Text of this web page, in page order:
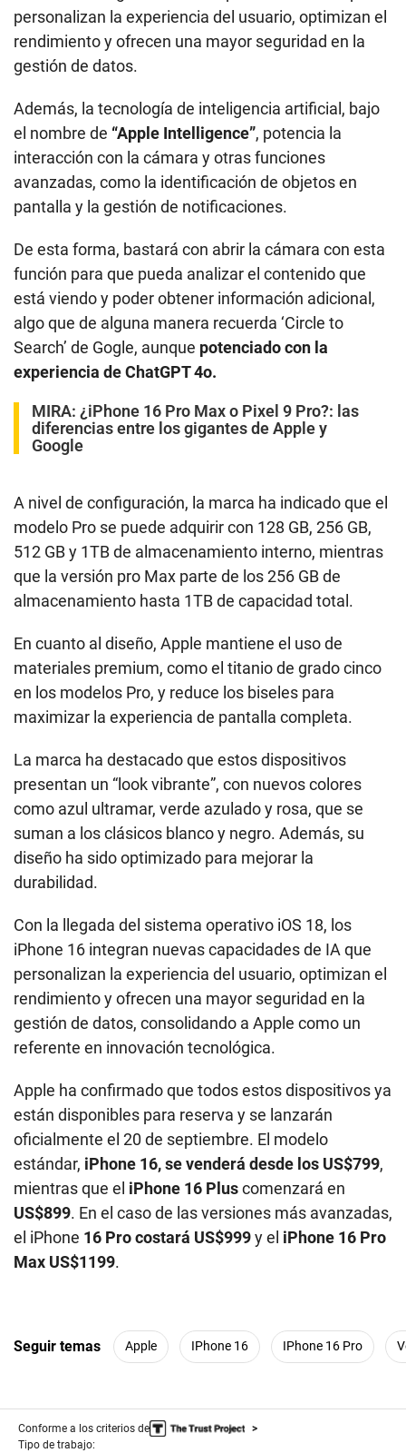
personalizan la experiencia del usuario, optimizan el
rendimiento y ofrecen una mayor seguridad en la
gestión de datos.
Además, la tecnología de inteligencia artificial, bajo
el nombre de “Apple Intelligence”, potencia la
interacción con la cámara y otras funciones
avanzadas, como la identificación de objetos en
pantalla y la gestión de notificaciones.
De esta forma, bastará con abrir la cámara con esta
función para que pueda analizar el contenido que
está viendo y poder obtener información adicional,
algo que de alguna manera recuerda ‘Circle to
Search’ de Gogle, aunque potenciado con la
experiencia de ChatGPT 4o.
MIRA: ¿iPhone 16 Pro Max o Pixel 9 Pro?: las
diferencias entre los gigantes de Apple y
Google
A nivel de configuración, la marca ha indicado que el
modelo Pro se puede adquirir con 128 GB, 256 GB,
512 GB y 1TB de almacenamiento interno, mientras
que la versión pro Max parte de los 256 GB de
almacenamiento hasta 1TB de capacidad total.
En cuanto al diseño, Apple mantiene el uso de
materiales premium, como el titanio de grado cinco
en los modelos Pro, y reduce los biseles para
maximizar la experiencia de pantalla completa.
La marca ha destacado que estos dispositivos
presentan un “look vibrante”, con nuevos colores
como azul ultramar, verde azulado y rosa, que se
suman a los clásicos blanco y negro. Además, su
diseño ha sido optimizado para mejorar la
durabilidad.
Con la llegada del sistema operativo iOS 18, los
iPhone 16 integran nuevas capacidades de IA que
personalizan la experiencia del usuario, optimizan el
rendimiento y ofrecen una mayor seguridad en la
gestión de datos, consolidando a Apple como un
referente en innovación tecnológica.
Apple ha confirmado que todos estos dispositivos ya
están disponibles para reserva y se lanzarán
oficialmente el 20 de septiembre. El modelo
estándar, iPhone 16, se venderá desde los US$799,
mientras que el iPhone 16 Pluscomenzará en
US$899. En el caso de las versiones más avanzadas,
el iPhone 16 Pro costará US$999y el iPhone 16 Pro
Max US$1199.
Seguir temas Apple IPhone 16 IPhone 16 Pro
Conforme a los criterios de
Tipo de trabajo: